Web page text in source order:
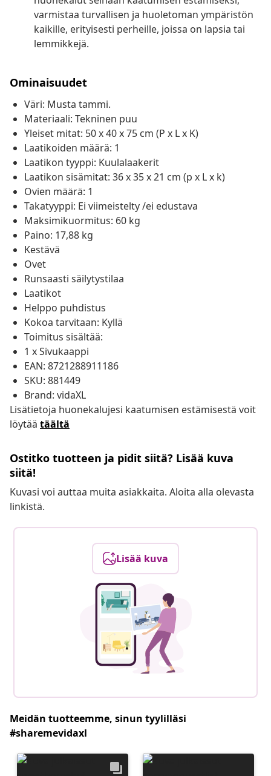
varmistaa turvallisen ja huoletoman ympäristön
kaikille, erityisesti perheille, joissa on lapsia tai
lemmikkejä.
Ominaisuudet
Väri: Musta tammi.
Materiaali: Tekninen puu
Yleiset mitat: 50 x 40 x 75 cm (P x L x K)
Laatikoiden määrä: 1
Laatikon tyyppi: Kuulalaakerit
Laatikon sisämitat: 36 x 35 x 21 cm (p x L x k)
Ovien määrä: 1
Takatyyppi: Ei viimeistelty /ei edustava
Maksimikuormitus: 60 kg
Paino: 17,88 kg
Kestävä
Ovet
Runsaasti säilytystilaa
Laatikot
Helppo puhdistus
Kokoa tarvitaan: Kyllä
Toimitus sisältää:
1 x Sivukaappi
EAN: 8721288911186
SKU: 881449
Brand: vidaXL
Lisätietoja huonekalujesi kaatumisen estämisestä voit
löytää täältä
Ostitko tuotteen ja pidit siitä? Lisää kuva
siitä!
Kuvasi voi auttaa muita asiakkaita. Aloita alla olevasta
linkistä.
Lisää kuva
Meidän tuotteemme, sinun tyylilläsi
#sharemevidaxl